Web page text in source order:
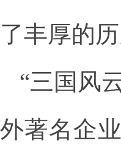
了丰厚的
“三国风
外著名企